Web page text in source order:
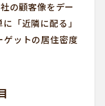
の顧客像をデー
「近隣に配る」
ゲットの居住密度